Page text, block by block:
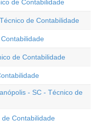
de Contabilidade
de Contabilidade
de Contabilidade
- SC - Técnico de
Contabilidade